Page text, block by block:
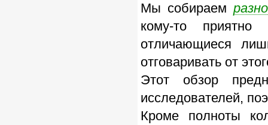
Мы собираем
кому-то приятно
отличающиеся
отговаривать от
Этот обзор
исследователей,
Кроме полноты